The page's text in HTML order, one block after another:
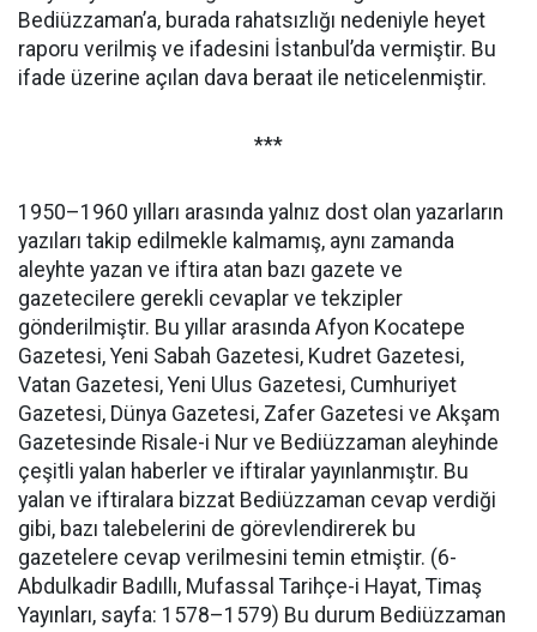
Bediüzzaman’a, burada rahatsızlığı nedeniyle heyet
raporu verilmiş ve ifadesini İstanbul’da vermiştir. Bu
ifade üzerine açılan dava beraat ile neticelenmiştir.
***
1950–1960 yılları arasında yalnız dost olan yazarların
yazıları takip edilmekle kalmamış, aynı zamanda
aleyhte yazan ve iftira atan bazı gazete ve
gazetecilere gerekli cevaplar ve tekzipler
gönderilmiştir. Bu yıllar arasında Afyon Kocatepe
Gazetesi, Yeni Sabah Gazetesi, Kudret Gazetesi,
Vatan Gazetesi, Yeni Ulus Gazetesi, Cumhuriyet
Gazetesi, Dünya Gazetesi, Zafer Gazetesi ve Akşam
Gazetesinde Risale-i Nur ve Bediüzzaman aleyhinde
çeşitli yalan haberler ve iftiralar yayınlanmıştır. Bu
yalan ve iftiralara bizzat Bediüzzaman cevap verdiği
gibi, bazı talebelerini de görevlendirerek bu
gazetelere cevap verilmesini temin etmiştir. (6-
Abdulkadir Badıllı, Mufassal Tarihçe-i Hayat, Timaş
Yayınları, sayfa: 1578–1579) Bu durum Bediüzzaman